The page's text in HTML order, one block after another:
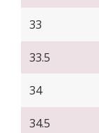
33
33.5
34
34.5